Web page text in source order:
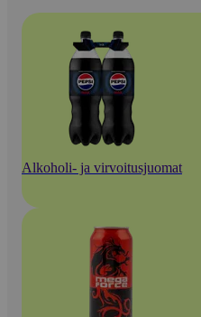
Alkoholi- ja virvoitusjuomat